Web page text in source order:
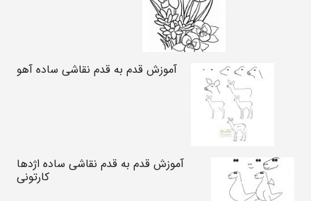
آموزش قدم به قدم نقاشی ساده آهو
آموزش قدم به قدم نقاشی ساده اژدها
کارتونی